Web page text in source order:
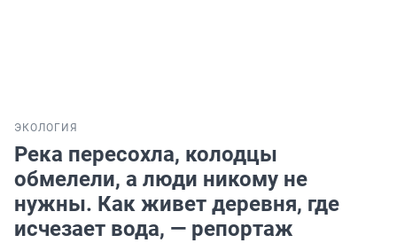
ЭКОЛОГИЯ
Река пересохла, колодцы
обмелели, а люди никому не
нужны. Как живет деревня, где
исчезает вода, — репортаж